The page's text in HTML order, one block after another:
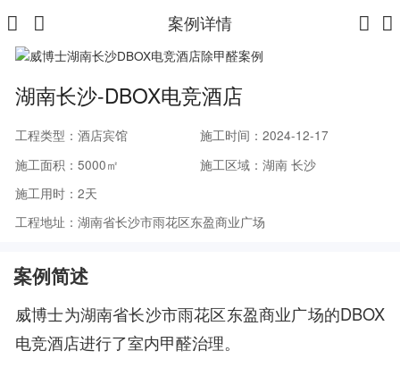
案例详情
湖南长沙-DBOX电竞酒店
工程类型：酒店宾馆
施工时间：2024-12-17
施工面积：5000㎡
施工区域：湖南 长沙
施工用时：2天
工程地址：湖南省长沙市雨花区东盈商业广场
案例简述
威博士为湖南省长沙市雨花区东盈商业广场的DBOX
电竞酒店进行了室内甲醛治理。